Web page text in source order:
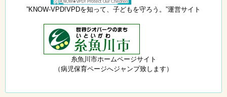
”KNOW-VPD!VPDを知って、子どもを守ろう。”運営サイト
糸魚川市ホームページサイト
（病児保育ページへジャンプ致します）